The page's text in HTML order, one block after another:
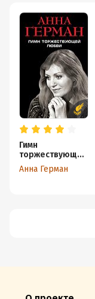
Гимн
торжествующей
Любви
Анна Герман